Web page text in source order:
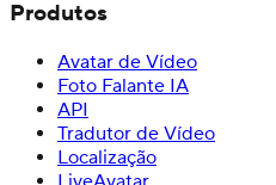
Produtos
Avatar de Vídeo
Foto Falante IA
API
Tradutor de Vídeo
Localização